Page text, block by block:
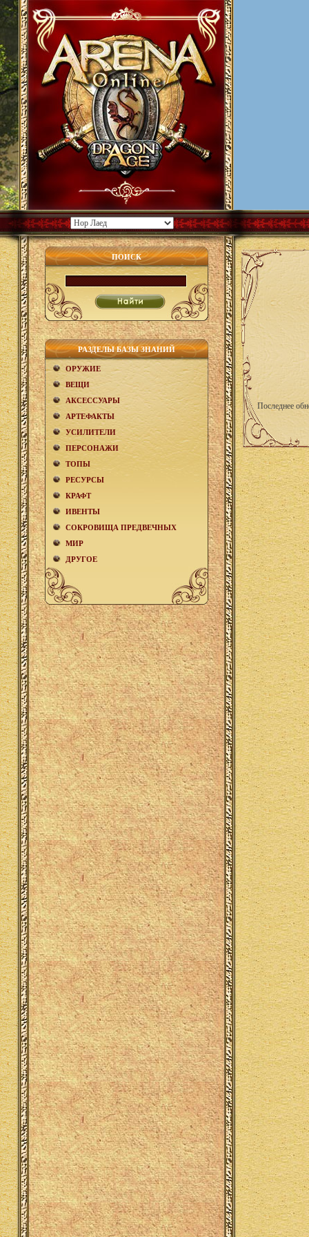
ПОИСК
РАЗДЕЛЫ БАЗЫ ЗНАНИЙ
ОРУЖИЕ
ВЕЩИ
АКCЕСCУАРЫ
АРТЕФАКТЫ
УСИЛИТЕЛИ
ПЕРСОНАЖИ
ТОПЫ
РЕСУРСЫ
КРАФТ
ИВЕНТЫ
СОКРОВИЩА ПРЕДВЕЧНЫХ
МИР
ДРУГОЕ
Последнее